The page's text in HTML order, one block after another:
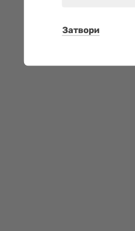
Затвори